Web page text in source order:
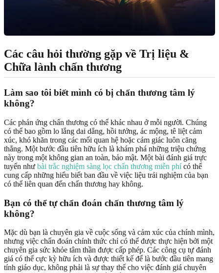
Các câu hỏi thường gặp về Trị liệu &
Chữa lành chấn thương
Làm sao tôi biết mình có bị chấn thương tâm lý
không?
Các phản ứng chấn thương có thể khác nhau ở mỗi người. Chúng
có thể bao gồm lo lắng dai dẳng, hồi tưởng, ác mộng, tê liệt cảm
xúc, khó khăn trong các mối quan hệ hoặc cảm giác luôn căng
thẳng. Một bước đầu tiên hữu ích là khám phá những triệu chứng
này trong một không gian an toàn, bảo mật. Một bài đánh giá trực
tuyến như bài trắc nghiệm sàng lọc chấn thương miễn phícó thể
cung cấp những hiểu biết ban đầu về việc liệu trải nghiệm của bạn
có thể liên quan đến chấn thương hay không.
Bạn có thể tự chẩn đoán chấn thương tâm lý
không?
Mặc dù bạn là chuyên gia về cuộc sống và cảm xúc của chính mình,
nhưng việc chẩn đoán chính thức chỉ có thể được thực hiện bởi một
chuyên gia sức khỏe tâm thần được cấp phép. Các công cụ tự đánh
giá có thể cực kỳ hữu ích và được thiết kế để là bước đầu tiên mang
tính giáo dục, không phải là sự thay thế cho việc đánh giá chuyên